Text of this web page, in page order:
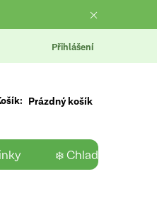
Přihlášení
Prázdný košík
❄️ Chladící